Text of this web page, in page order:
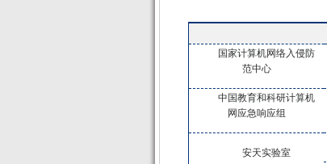
国家计算机网络入侵防
范中心
中国教育和科研计算机
网应急响应组
安天实验室